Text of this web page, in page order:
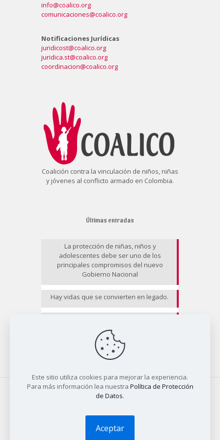
info@coalico.org
comunicaciones@coalico.org
Notificaciones Jurídicas
juridicost@coalico.org
juridica.st@coalico.org
coordinacion@coalico.org
Coalición contra la vinculación de niños, niñas
y jóvenes al conflicto armado en Colombia.
Últimas entradas
La protección de niñas, niños y
adolescentes debe ser uno de los
principales compromisos del nuevo
Gobierno Nacional
Hay vidas que se convierten en legado.
© 2025 COALICO | Diseño
Este sitio utiliza cookies para mejorar la experiencia.
Para más información lea nuestra Política de Protección
de Datos.
Aceptar